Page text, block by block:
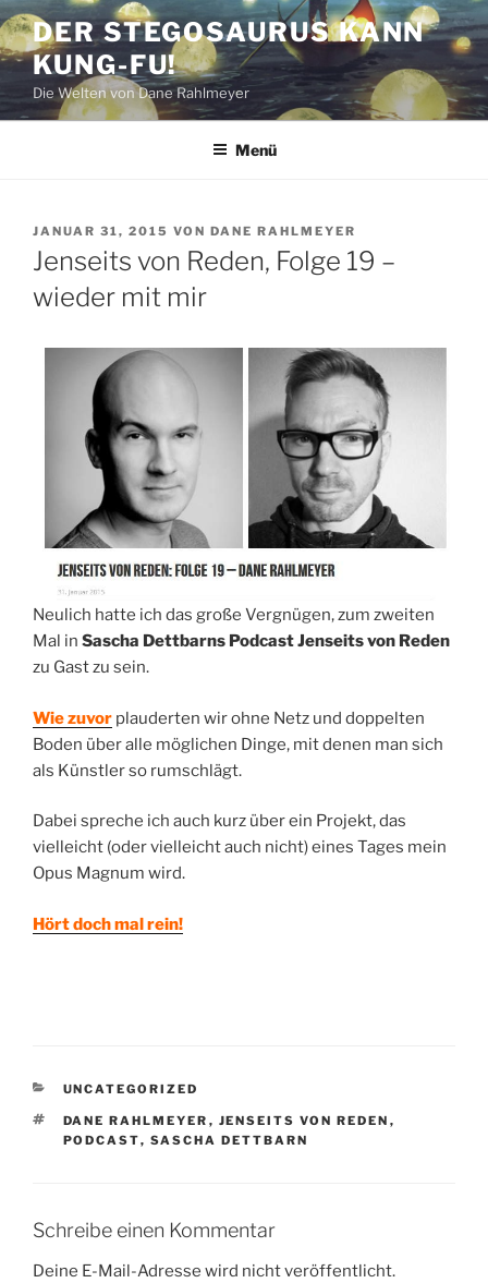
Zum
Inhalt
springen
DER STEGOSAURUS KANN
KUNG-FU!
Die Welten von Dane Rahlmeyer
Menü
VERÖFFENTLICHT
AM
JANUAR 31, 2015 VON DANE RAHLMEYER
Jenseits von Reden, Folge 19 –
wieder mit mir
Neulich hatte ich das große Vergnügen, zum zweiten
Mal in Sascha Dettbarns Podcast Jenseits von Reden
zu Gast zu sein.
Wie zuvor plauderten wir ohne Netz und doppelten
Boden über alle möglichen Dinge, mit denen man sich
als Künstler so rumschlägt.
Dabei spreche ich auch kurz über ein Projekt, das
vielleicht (oder vielleicht auch nicht) eines Tages mein
Opus Magnum wird.
Hört doch mal rein!
KATEGORIEN
UNCATEGORIZED
SCHLAGWÖRTER
DANE RAHLMEYER , JENSEITS VON REDEN ,
PODCAST, SASCHA DETTBARN
Schreibe einen Kommentar
Deine E-Mail-Adresse wird nicht veröffentlicht.